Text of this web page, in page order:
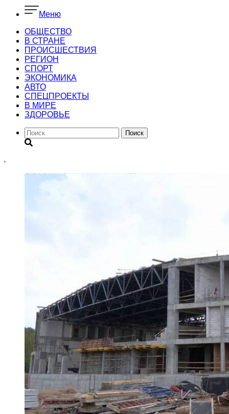
Меню
ОБЩЕСТВО
В СТРАНЕ
ПРОИСШЕСТВИЯ
РЕГИОН
CПОРТ
ЭКОНОМИКА
АВТО
СПЕЦПРОЕКТЫ
В МИРЕ
ЗДОРОВЬЕ
Поиск